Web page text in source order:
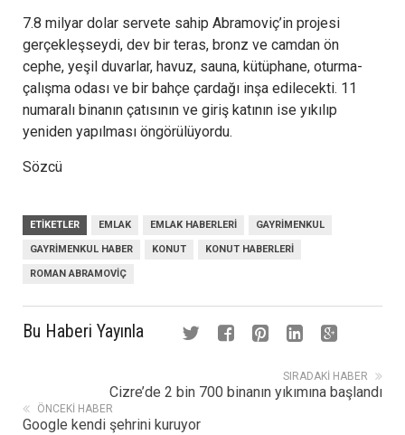
7.8 milyar dolar servete sahip Abramoviç’in projesi
gerçekleşseydi, dev bir teras, bronz ve camdan ön
cephe, yeşil duvarlar, havuz, sauna, kütüphane, oturma-
çalışma odası ve bir bahçe çardağı inşa edilecekti. 11
numaralı binanın çatısının ve giriş katının ise yıkılıp
yeniden yapılması öngörülüyordu.
Sözcü
ETIKETLER EMLAK EMLAK HABERLERI GAYRIMENKUL
GAYRIMENKUL HABER KONUT KONUT HABERLERI
ROMAN ABRAMOVIÇ
Bu Haberi Yayınla
SIRADAKI HABER
Cizre’de 2 bin 700 binanın yıkımına başlandı
ÖNCEKI HABER
Google kendi şehrini kuruyor